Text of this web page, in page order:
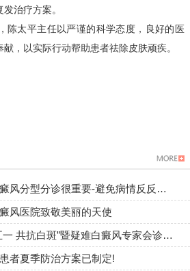
治疗方案。
太平主任以严谨的科学态度，良好的医
，以实际行动帮助患者祛除皮肤顽疾。
昆明白癜风医院提醒白癜风分型分诊很重要-避免病情反反复复
风医院致敬美丽的天使
昆明白癜风医院“情暖五一 共抗白斑”暨疑难白癜风专家会诊圆满落幕
者夏季防治方案已制定!